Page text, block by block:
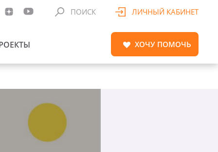
ПОИСК ЛИЧНЫЙ КАБИНЕТ
ХОЧУ ПОМОЧЬ